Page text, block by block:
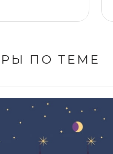
ПО ТЕМЕ